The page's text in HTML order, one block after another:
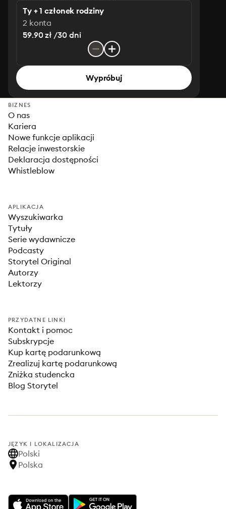
Ty + 1 członek rodziny
2 konta
59.90 zł /30 dni
Wypróbuj
BIZNES
O nas
Kariera
Nowe funkcje aplikacji
Relacje inwestorskie
Deklaracja dostępności
Whistleblow
APLIKACJA
Wyszukiwarka
Tytuły
Serie wydawnicze
Podcasty
Storytel Original
Autorzy
Lektorzy
PRZYDATNE LINKI
Kontakt i pomoc
Subskrypcje
Kup kartę podarunkową
Zrealizuj kartę podarunkową
Zniżka studencka
Blog Storytel
JĘZYK I LOKALIZACJA
Polski
Polska